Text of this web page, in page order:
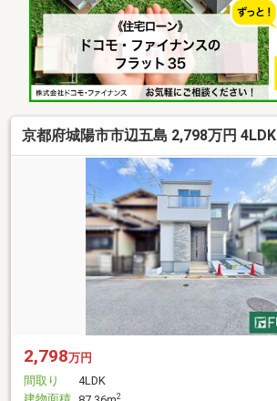
京都府城陽市市辺五島 2,798万円 4LDK
2,798万円
間取り
4LDK
2